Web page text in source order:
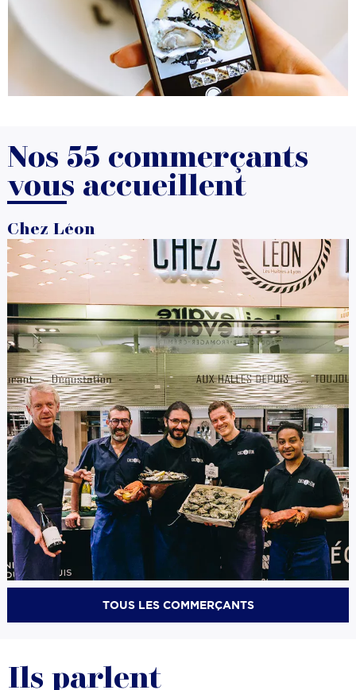
Nos 55 commerçants
vous accueillent
Chez Léon
TOUS LES COMMERÇANTS
Ils parlent